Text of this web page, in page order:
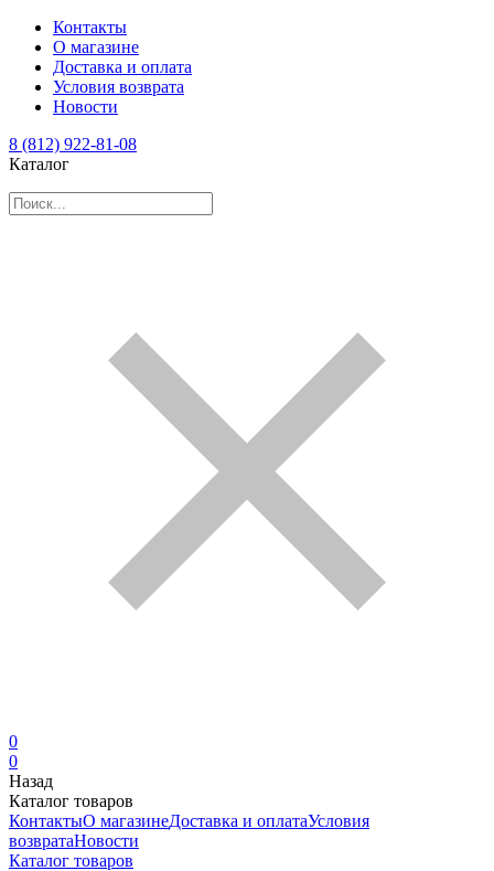
Контакты
О магазине
Доставка и оплата
Условия возврата
Новости
8 (812) 922-81-08
Каталог
0
0
Назад
Каталог товаров
КонтактыО магазинеДоставка и оплатаУсловия
возвратаНовости
Каталог товаров